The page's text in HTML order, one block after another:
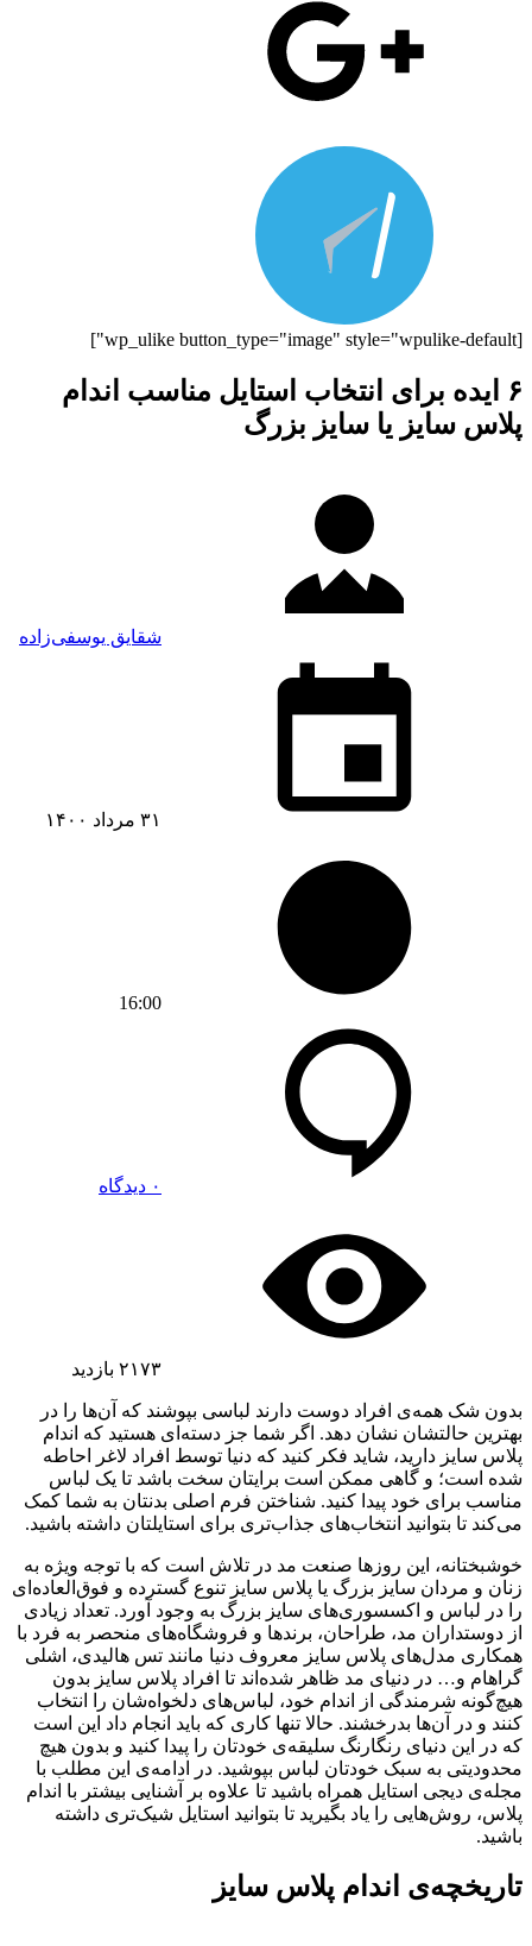
[wp_ulike button_type="image" style="wpulike-default"]
۶ ایده برای انتخاب استایل مناسب اندام
پلاس سایز یا سایز بزرگ
شقایق یوسفی‌زاده
۳۱ مرداد ۱۴۰۰
16:00
۰ دیدگاه
۲۱۷۳ بازدید
بدون شک همه‌ی افراد دوست دارند لباسی بپوشند که آن‌ها را در
بهترین حالتشان نشان دهد. اگر شما جز دسته‌ای هستید که اندام
پلاس سایز دارید، شاید فکر کنید که دنیا توسط افراد لاغر احاطه
شده است؛ و گاهی ممکن است برایتان سخت باشد تا یک لباس
مناسب برای خود پیدا کنید. شناختن فرم اصلی بدنتان به شما کمک
می‌کند تا بتوانید انتخاب‌های جذاب‌تری برای استایلتان داشته باشید.
خوشبختانه، این روزها صنعت مد در تلاش است که با توجه ویژه به
زنان و مردان سایز بزرگ یا پلاس سایز تنوع گسترده و فوق‌العاده‌ای
را در لباس و اکسسوری‌های سایز بزرگ به وجود آورد. تعداد زیادی
از دوستداران مد، طراحان، برندها و فروشگاه‌های منحصر به فرد با
همکاری مدل‌های پلاس سایز معروف دنیا مانند تس هالیدی، اشلی
گراهام و… در دنیای مد ظاهر شده‌اند تا افراد پلاس سایز بدون
هیچ‌گونه شرمندگی از اندام خود، لباس‌های دلخواه‌شان را انتخاب
کنند و در آن‌ها بدرخشند. حالا تنها کاری که باید انجام داد این است
که در این دنیای رنگارنگ سلیقه‌ی خودتان را پیدا کنید و بدون هیچ
محدودیتی به سبک خودتان لباس بپوشید. در ادامه‌ی این مطلب با
مجله‌ی دیجی استایل همراه باشید تا علاوه بر آشنایی بیشتر با اندام
پلاس، روش‌هایی را یاد بگیرید تا بتوانید استایل شیک‌تری داشته
باشید.
تاریخچه‌ی اندام پلاس سایز